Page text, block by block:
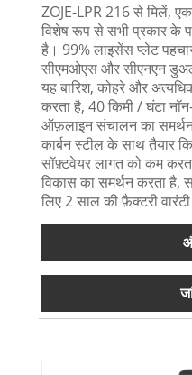
ZOJE-LPR 216 से मिलें,
विशेष रूप से सभी प्रकार के
है। 99% लाइसेंस प्लेट
सीएमओएस और सीएनएन
यह बारिश, कोहरे और
करता है, 40 किमी / घंटा
ऑफ़लाइन संचालन का
कार्बन स्टील के साथ तैयार
सॉफ़्टवेयर लागत को कम
विकास का समर्थन करता है,
लिए 2 साल की फ़ैक्टरी वारंटी